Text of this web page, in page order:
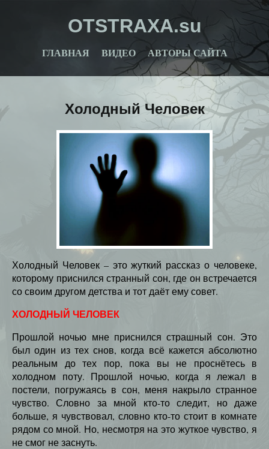
OTSTRAXA.su
ГЛАВНАЯ ВИДЕО АВТОРЫ САЙТА
Холодный Человек
Холодный Человек – это жуткий рассказ о человеке,
которому приснился странный сон, где он встречается
со своим другом детства и тот даёт ему совет.
ХОЛОДНЫЙ ЧЕЛОВЕК
Прошлой ночью мне приснился страшный сон. Это
был один из тех снов, когда всё кажется абсолютно
реальным до тех пор, пока вы не проснётесь в
холодном поту. Прошлой ночью, когда я лежал в
постели, погружаясь в сон, меня накрыло странное
чувство. Словно за мной кто-то следит, но даже
больше, я чувствовал, словно кто-то стоит в комнате
рядом со мной. Но, несмотря на это жуткое чувство, я
не смог не заснуть.